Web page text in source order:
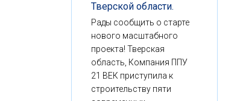
Тверской области.
Рады сообщить о старте
нового масштабного
проекта! Тверская
область, Компания ППУ
21 ВЕК приступила к
строительству пяти